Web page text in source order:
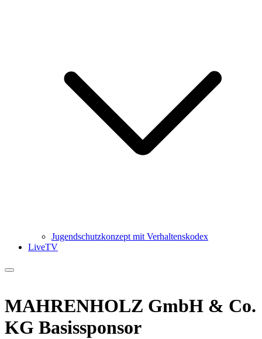
Jugendschutzkonzept mit Verhaltenskodex
LiveTV
MAHRENHOLZ GmbH & Co.
KG Basissponsor